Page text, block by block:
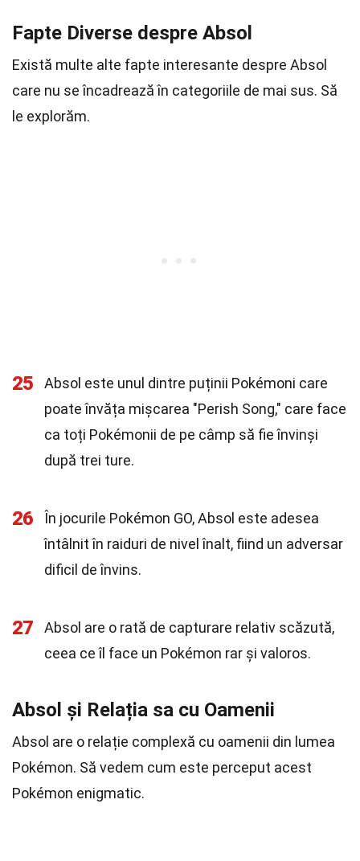
Fapte Diverse despre Absol
Există multe alte fapte interesante despre Absol
care nu se încadrează în categoriile de mai sus. Să
le explorăm.
25
Absol este unul dintre puținii Pokémoni care
poate învăța mișcarea "Perish Song," care face
ca toți Pokémonii de pe câmp să fie învinși
după trei ture.
26
În jocurile Pokémon GO, Absol este adesea
întâlnit în raiduri de nivel înalt, fiind un adversar
dificil de învins.
27
Absol are o rată de capturare relativ scăzută,
ceea ce îl face un Pokémon rar și valoros.
Absol și Relația sa cu Oamenii
Absol are o relație complexă cu oamenii din lumea
Pokémon. Să vedem cum este perceput acest
Pokémon enigmatic.